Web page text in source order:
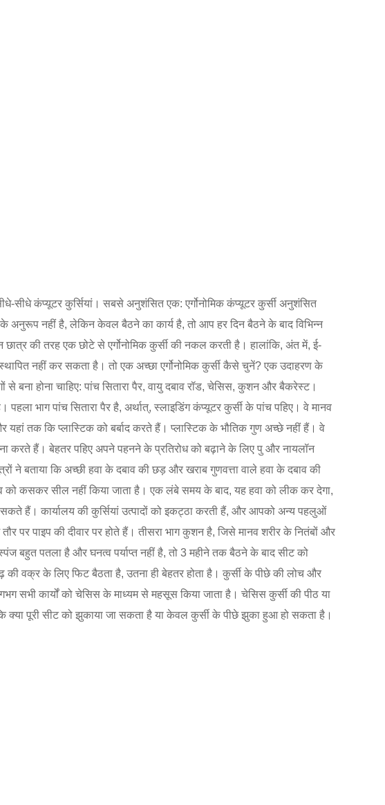
सीधे कंप्यूटर कुर्सियां। सबसे अनुशंसित एक: एर्गोनोमिक कंप्यूटर कुर्सी अनुशंसित
के अनुरूप नहीं है, लेकिन केवल बैठने का कार्य है, तो आप हर दिन बैठने के बाद विभिन्न
छात्र की तरह एक छोटे से एर्गोनोमिक कुर्सी की नकल करती है। हालांकि, अंत में, ई-
नहीं कर सकता है। तो एक अच्छा एर्गोनोमिक कुर्सी कैसे चुनें? एक उदाहरण के
बना होना चाहिए: पांच सितारा पैर, वायु दबाव रॉड, चेसिस, कुशन और बैकरेस्ट।
भाग पांच सितारा पैर है, अर्थात्, स्लाइडिंग कंप्यूटर कुर्सी के पांच पहिए। वे मानव
तक कि प्लास्टिक को बर्बाद करते हैं। प्लास्टिक के भौतिक गुण अच्छे नहीं हैं। वे
करते हैं। बेहतर पहिए अपने पहनने के प्रतिरोध को बढ़ाने के लिए पु और नायलॉन
ने बताया कि अच्छी हवा के दबाव की छड़ और खराब गुणवत्ता वाले हवा के दबाव की
को कसकर सील नहीं किया जाता है। एक लंबे समय के बाद, यह हवा को लीक कर देगा,
सकते हैं। कार्यालय की कुर्सियां उत्पादों को इकट्ठा करती हैं, और आपको अन्य पहलुओं
पाइप की दीवार पर होते हैं। तीसरा भाग कुशन है, जिसे मानव शरीर के नितंबों और
बहुत पतला है और घनत्व पर्याप्त नहीं है, तो 3 महीने तक बैठने के बाद सीट को
की वक्र के लिए फिट बैठता है, उतना ही बेहतर होता है। कुर्सी के पीछे की लोच और
सभी कार्यों को चेसिस के माध्यम से महसूस किया जाता है। चेसिस कुर्सी की पीठ या
पूरी सीट को झुकाया जा सकता है या केवल कुर्सी के पीछे झुका हुआ हो सकता है।